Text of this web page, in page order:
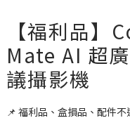
【福利品】
Mate AI 超
議攝影機
📌 福利品、盒損品、配件不